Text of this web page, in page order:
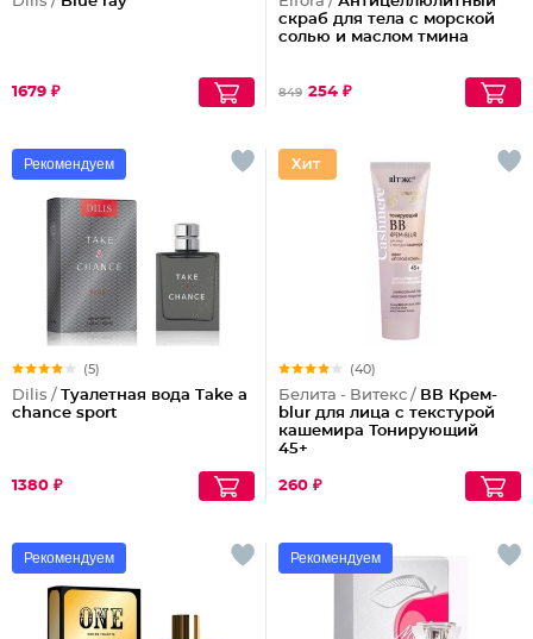
1679 ₽
скраб для тела с морской
солью и маслом тмина
849 254 ₽
Рекомендуем
(5)
Dilis / Туалетная вода Take a
chance sport
1380 ₽
(40)
Белита - Витекс / ВВ Крем-
blur для лица с текстурой
кашемира Тонирующий
45+
260 ₽
Рекомендуем Рекомендуем